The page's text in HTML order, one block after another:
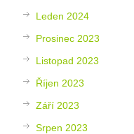
Leden 2024
Prosinec 2023
Listopad 2023
Říjen 2023
Září 2023
Srpen 2023